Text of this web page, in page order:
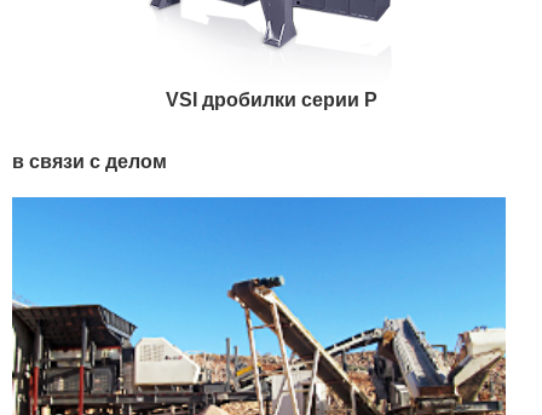
VSI дробилки серии P
в связи с делом